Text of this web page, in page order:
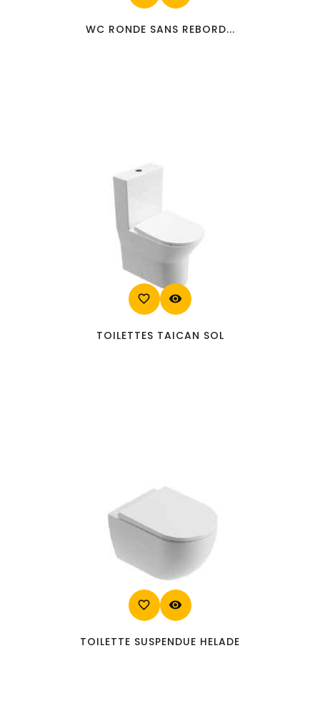
WC RONDE SANS REBORD...
favorite_border visibility
TOILETTES TAICAN SOL
favorite_border visibility
TOILETTE SUSPENDUE HELADE